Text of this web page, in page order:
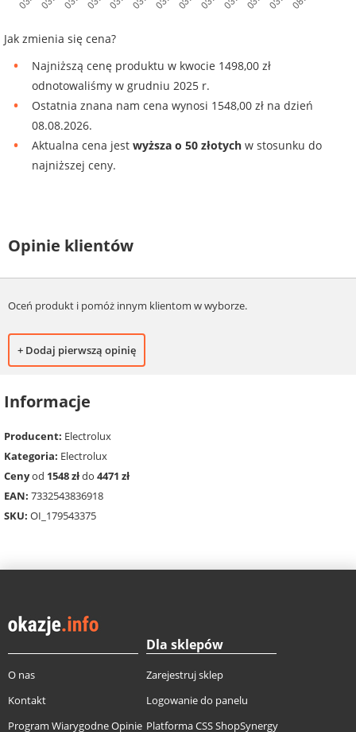
Jak zmienia się cena?
Najniższą cenę produktu w kwocie 1498,00 zł
odnotowaliśmy w grudniu 2025 r.
Ostatnia znana nam cena wynosi 1548,00 zł na dzień
08.08.2026.
Aktualna cena jest wyższa o 50 złotych w stosunku do
najniższej ceny.
Opinie klientów
Oceń produkt i pomóż innym klientom w wyborze.
+ Dodaj pierwszą opinię
Informacje
Producent: Electrolux
Kategoria: Electrolux
Cenyod 1548 złdo 4471 zł
EAN: 7332543836918
SKU: OI_179543375
O nas
Kontakt
Program Wiarygodne Opinie
Dla sklepów
Zarejestruj sklep
Logowanie do panelu
Platforma CSS ShopSynergy